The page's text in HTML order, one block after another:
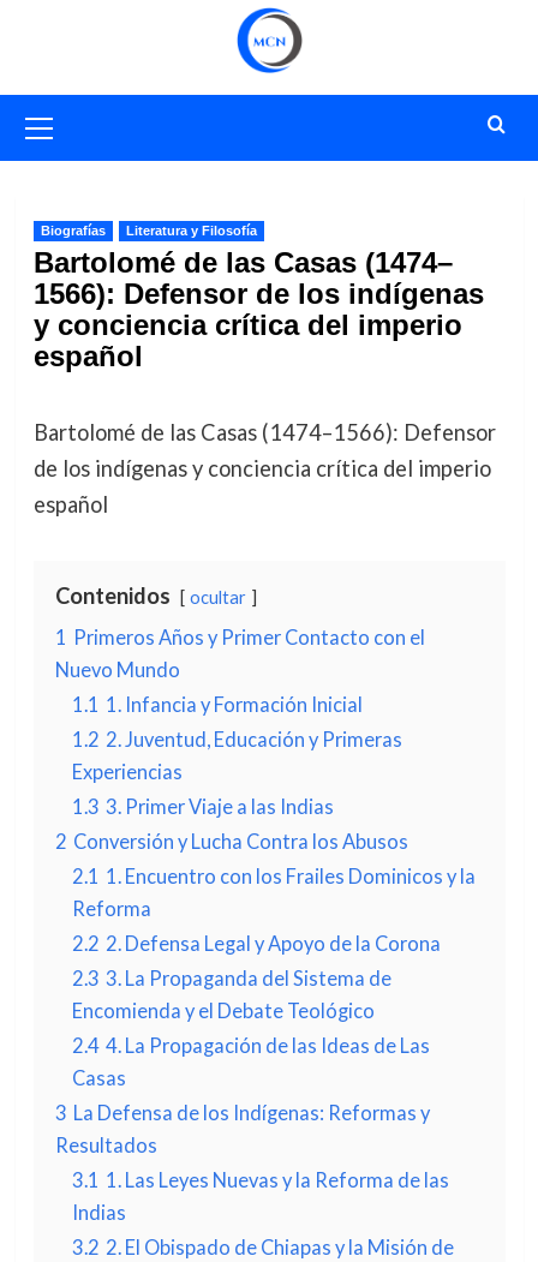
primario
Biografías Literatura y Filosofía
Bartolomé de las Casas (1474–
1566): Defensor de los indígenas
y conciencia crítica del imperio
español
Bartolomé de las Casas (1474–1566): Defensor
de los indígenas y conciencia crítica del imperio
español
Contenidos ocultar
1 Primeros Años y Primer Contacto con el
Nuevo Mundo
1.1 1. Infancia y Formación Inicial
1.2 2. Juventud, Educación y Primeras
Experiencias
1.3 3. Primer Viaje a las Indias
2 Conversión y Lucha Contra los Abusos
2.1 1. Encuentro con los Frailes Dominicos y la
Reforma
2.2 2. Defensa Legal y Apoyo de la Corona
2.3 3. La Propaganda del Sistema de
Encomienda y el Debate Teológico
2.4 4. La Propagación de las Ideas de Las
Casas
3 La Defensa de los Indígenas: Reformas y
Resultados
3.1 1. Las Leyes Nuevas y la Reforma de las
Indias
3.2 2. El Obispado de Chiapas y la Misión de